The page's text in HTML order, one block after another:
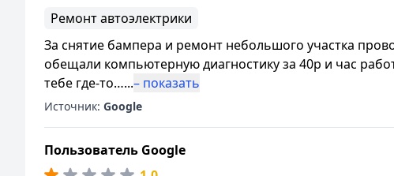
Ремонт автоэлектрики
За снятие бампера и ремонт небольшого участка
обещали компьютерную диагностику за 40р и час
тебе где-то…...– показать
Источник: Google
Пользователь Google